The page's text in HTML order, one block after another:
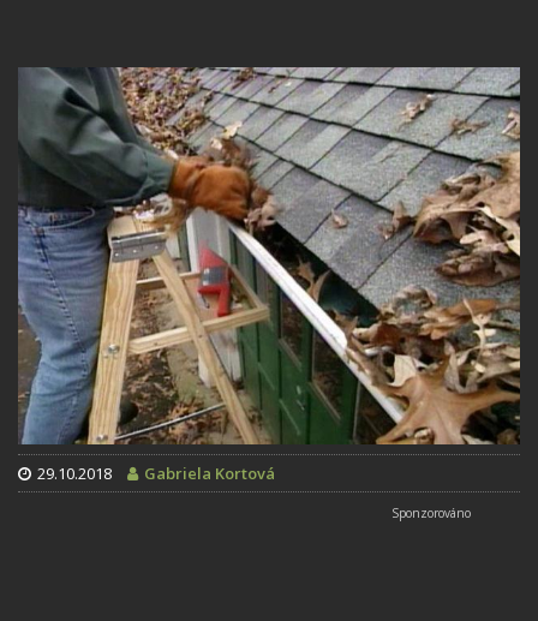
29.10.2018 Gabriela Kortová